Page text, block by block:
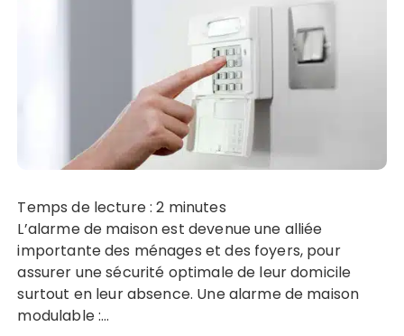
Temps de lecture :2 minutes
L’alarme de maison est devenue une alliée
importante des ménages et des foyers, pour
assurer une sécurité optimale de leur domicile
surtout en leur absence. Une alarme de maison
modulable :…